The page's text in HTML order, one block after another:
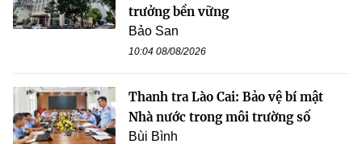
trưởng bền vững
Bảo San
10:04 08/08/2026
Thanh tra Lào Cai: Bảo vệ bí mật
Nhà nước trong môi trường số
Bùi Bình